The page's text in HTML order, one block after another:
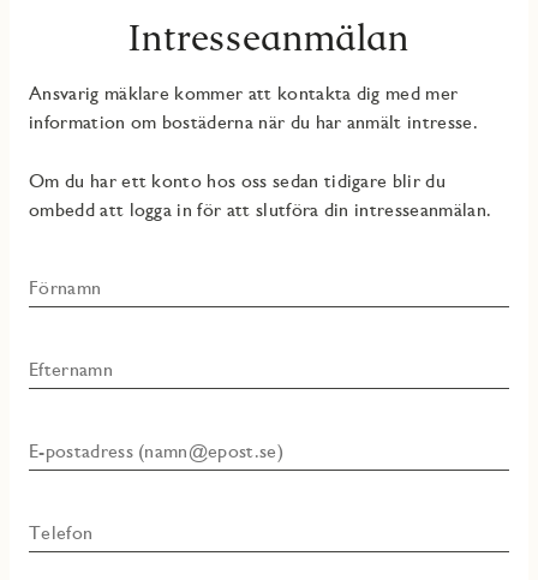
Intresseanmälan
Ansvarig mäklare kommer att kontakta dig med mer
information om bostäderna när du har anmält intresse.
Om du har ett konto hos oss sedan tidigare blir du
ombedd att logga in för att slutföra din intresseanmälan.
Förnamn
Efternamn
E-postadress (namn@epost.se)
Telefon